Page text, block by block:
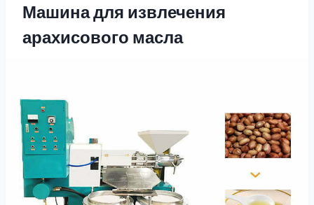
Машина для извлечения
арахисового масла